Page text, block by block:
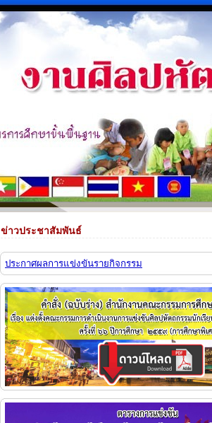
ข่าวประชาสัมพันธ์
ประกาศผลการแข่งขันรายกิจกรรม